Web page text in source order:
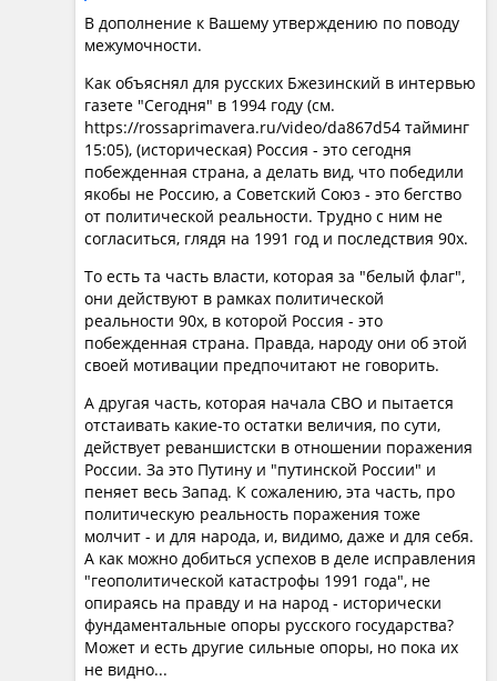
В дополнение к Вашему утверждению по поводу
межумочности.
Как объяснял для русских Бжезинский в интервью
газете "Сегодня" в 1994 году (см.
https://rossaprimavera.ru/video/da867d54 тайминг
15:05), (историческая) Россия - это сегодня
побежденная страна, а делать вид, что победили
якобы не Россию, а Советский Союз - это бегство
от политической реальности. Трудно с ним не
согласиться, глядя на 1991 год и последствия 90х.
То есть та часть власти, которая за "белый флаг",
они действуют в рамках политической
реальности 90х, в которой Россия - это
побежденная страна. Правда, народу они об этой
своей мотивации предпочитают не говорить.
А другая часть, которая начала СВО и пытается
отстаивать какие-то остатки величия, по сути,
действует реваншистски в отношении поражения
России. За это Путину и "путинской России" и
пеняет весь Запад. К сожалению, эта часть, про
политическую реальность поражения тоже
молчит - и для народа, и, видимо, даже и для себя.
А как можно добиться успехов в деле исправления
"геополитической катастрофы 1991 года", не
опираясь на правду и на народ - исторически
фундаментальные опоры русского государства?
Может и есть другие сильные опоры, но пока их
не видно...